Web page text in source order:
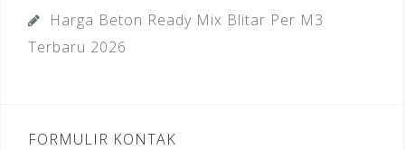
Harga Beton Ready Mix Blitar Per M3
Terbaru 2026
FORMULIR KONTAK